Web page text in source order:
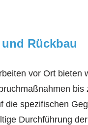
Rückbau
vor Ort bieten
die spezifischen
Durchführung